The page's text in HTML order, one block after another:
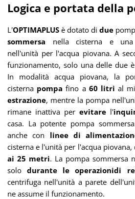
Logica e portata della
L'OPTIMAPLUS è dotato di due
sommersa nella cisterna e una
nell'unità per l'acqua piovana. A
funzionamento, solo una delle due
In modalità acqua piovana, la
cisterna pompafino a 60 litrial
estrazione, mentre la pompa
rimane inattiva per evitare l'
casa. La potente pompa
anche con linee di
cisterna e l'unità per l'acqua piovana,
ai 25 metri. La pompa sommersa
solodurante le operazionidi
centrifuga nell'unità a parete
ne assume il funzionamento.